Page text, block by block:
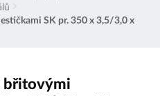
SK pr. 350 x 3,5/3,0 x
břitovými